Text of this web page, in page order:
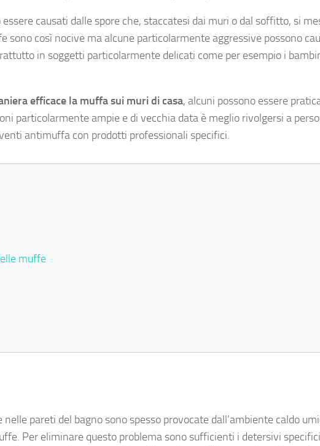
causati dalle spore che, staccatesi dai muri o dal soffitto, si
sono così nocive ma alcune particolarmente aggressive possono
in soggetti particolarmente delicati come per esempio i
efficace la muffa sui muri di casa, alcuni possono essere
particolarmente ampie e di vecchia data è meglio rivolgersi a
antimuffa con prodotti professionali specifici.
muffe
pareti del bagno sono spesso provocate dall’ambiente caldo
Per eliminare questo problema sono sufficienti i detersivi